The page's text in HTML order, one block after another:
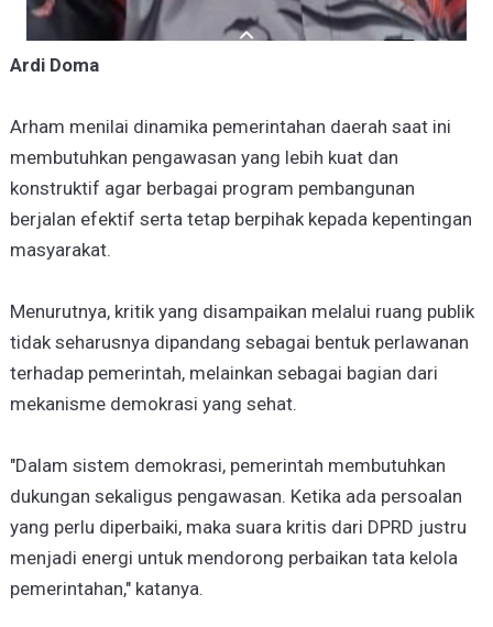
Ardi Doma
Arham menilai dinamika pemerintahan daerah saat ini
membutuhkan pengawasan yang lebih kuat dan
konstruktif agar berbagai program pembangunan
berjalan efektif serta tetap berpihak kepada kepentingan
masyarakat.
Menurutnya, kritik yang disampaikan melalui ruang publik
tidak seharusnya dipandang sebagai bentuk perlawanan
terhadap pemerintah, melainkan sebagai bagian dari
mekanisme demokrasi yang sehat.
"Dalam sistem demokrasi, pemerintah membutuhkan
dukungan sekaligus pengawasan. Ketika ada persoalan
yang perlu diperbaiki, maka suara kritis dari DPRD justru
menjadi energi untuk mendorong perbaikan tata kelola
pemerintahan," katanya.